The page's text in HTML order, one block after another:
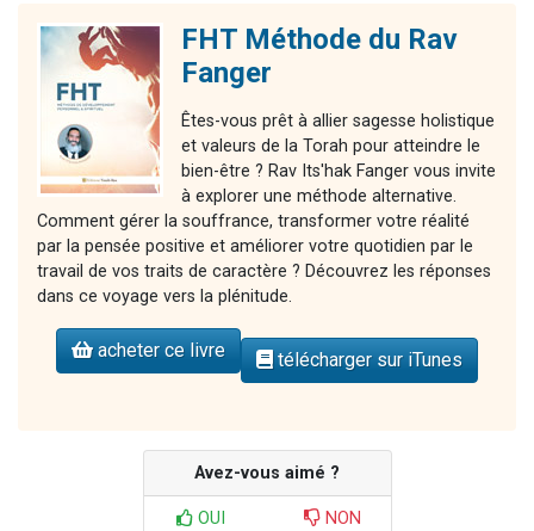
FHT Méthode du Rav
Fanger
Êtes-vous prêt à allier sagesse holistique
et valeurs de la Torah pour atteindre le
bien-être ? Rav Its'hak Fanger vous invite
à explorer une méthode alternative.
Comment gérer la souffrance, transformer votre réalité
par la pensée positive et améliorer votre quotidien par le
travail de vos traits de caractère ? Découvrez les réponses
dans ce voyage vers la plénitude.
acheter ce livre télécharger sur iTunes
Avez-vous aimé ?
OUI NON